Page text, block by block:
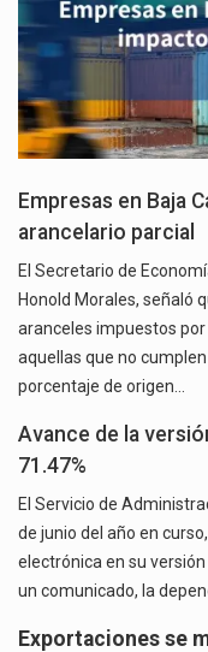
Empresas en Baja
arancelario parcial
El Secretario de
Honold Morales, señaló
aranceles impuestos
aquellas que no
porcentaje de origen…
Avance de la
71.47%
El Servicio de
de junio del año en
electrónica en su
un comunicado, la
Exportaciones se